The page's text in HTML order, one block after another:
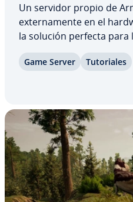
Un servidor propio de
ex­te­r­na­me­n­te en el
la solución perfecta
servidor de este juego
Game Server Tu­to­ria­les